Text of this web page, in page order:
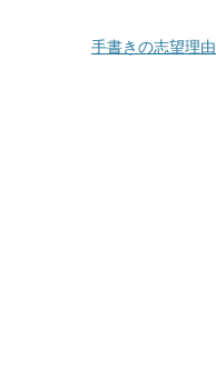
手書きの志望理由